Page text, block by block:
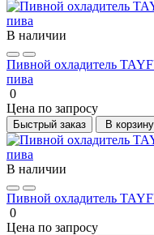
В наличии
Пивной охладитель
пива
0
Цена по запросу
Быстрый заказ В корзину
В наличии
Пивной охладитель
0
Цена по запросу